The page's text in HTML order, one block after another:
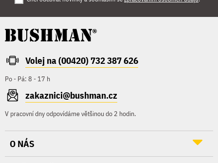
Volej na (00420) 732 387 626
Po - Pá: 8 - 17 h
zakaznici@bushman.cz
V pracovní dny odpovídáme většinou do 2 hodin.
O NÁS